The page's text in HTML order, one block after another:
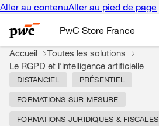
Aller au contenuAller au pied de page
PwC Store France
Accueil
Toutes les solutions
Le RGPD et l’intelligence artificielle
DISTANCIEL PRÉSENTIEL
FORMATIONS SUR MESURE
FORMATIONS JURIDIQUES & FISCALES